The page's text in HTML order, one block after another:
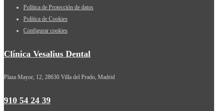
Política de Protección de datos
Política de Cookies
Configurar cookies
Clínica Vesalius Dental
Plaza Mayor, 12, 28630 Villa del Prado, Madrid
910 54 24 39